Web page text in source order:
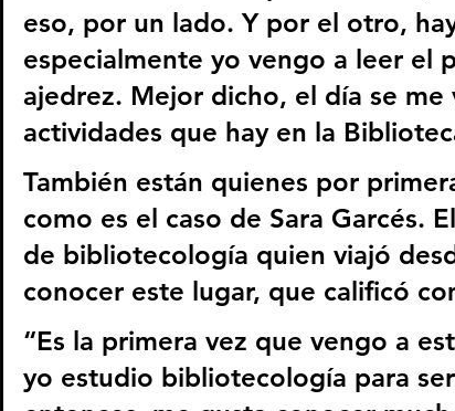
eso, por un lado. Y por el otro,
especialmente yo vengo a leer el
ajedrez. Mejor dicho, el día se me
actividades que hay en la
También están quienes por
como es el caso de Sara Garcés.
de bibliotecología quien viajó
conocer este lugar, que calificó
“Es la primera vez que vengo a
yo estudio bibliotecología para